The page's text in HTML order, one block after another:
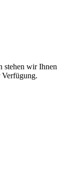
stehen wir Ihnen